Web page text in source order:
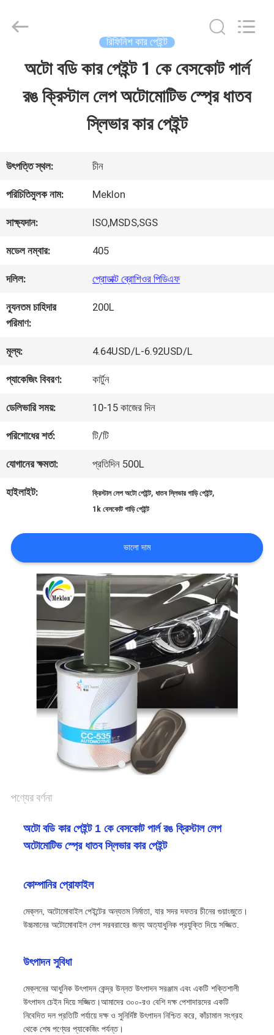
ভিডিও
আমাদের
সম্পর্কে
কারখানা
ভ্রমণ
মান
নিয়ন্ত্রণ
আমাদের
যোগাযোগ
খবর
উদ্ধৃতির
আবেদন
নীতি
Chemical
Reserved.
রিফিনিশ কার পেইন্ট
অটো বডি কার পেইন্ট 1 কে বেসকোট পার্ল
রঙ ক্রিস্টাল লেপ অটোমোটিভ স্প্রে ধাতব
স্লিভার কার পেইন্ট
উৎপত্তি স্থল: চীন
পরিচিতিমুলক নাম: Meklon
সাক্ষ্যদান: ISO,MSDS,SGS
মডেল নম্বার: 405
দলিল: প্রোডাক্ট ব্রোশিওর পিডিএফ
ন্যূনতম চাহিদার
পরিমাণ:
200L
মূল্য: 4.64USD/L-6.92USD/L
প্যাকেজিং বিবরণ: কার্টুন
ডেলিভারি সময়: 10-15 কাজের দিন
পরিশোধের শর্ত: টি/টি
যোগানের ক্ষমতা: প্রতিদিন 500L
হাইলাইট: ক্রিস্টাল লেপ অটো পেইন্ট,ধাতব স্লিভার গাড়ি পেইন্ট,
1k বেসকোট গাড়ি পেইন্ট
ভালো দাম
পণ্যের বর্ণনা
অটো বডি কার পেইন্ট 1 কে বেসকোট পার্ল রঙ ক্রিস্টাল লেপ
অটোমোটিভ স্প্রে ধাতব স্লিভার কার পেইন্ট
কোম্পানির প্রোফাইল
মেক্লন, অটোমোবাইল পেইন্টের অন্যতম নির্মাতা, যার সদর দফতর চীনের গুয়াংজুতে।
উচ্চমানের অটোমোবাইল লেপ সরবরাহের জন্য অত্যাধুনিক প্রযুক্তি দিয়ে সজ্জিত.
উৎপাদন সুবিধা
মেক্লনের আধুনিক উৎপাদন কেন্দ্র উন্নত উৎপাদন সরঞ্জাম এবং একটি শক্তিশালী
উৎপাদন চেইন দিয়ে সজ্জিত।আমাদের ৩০০-রও বেশি দক্ষ পেশাদারদের একটি
নিবেদিত দল প্রতিটি পর্যায়ে দক্ষ ও সুনির্দিষ্ট উৎপাদন নিশ্চিত করে, কাঁচামাল সংগ্রহ
থেকে শেষ পণ্যের প্যাকেজিং পর্যন্ত।